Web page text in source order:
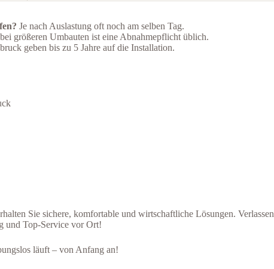
Je nach Auslastung oft noch am selben Tag.
größeren Umbauten ist eine Abnahmepflicht üblich.
geben bis zu 5 Jahre auf die Installation.
Sie sichere, komfortable und wirtschaftliche Lösungen. Verlassen
und Top-Service vor Ort!
läuft – von Anfang an!